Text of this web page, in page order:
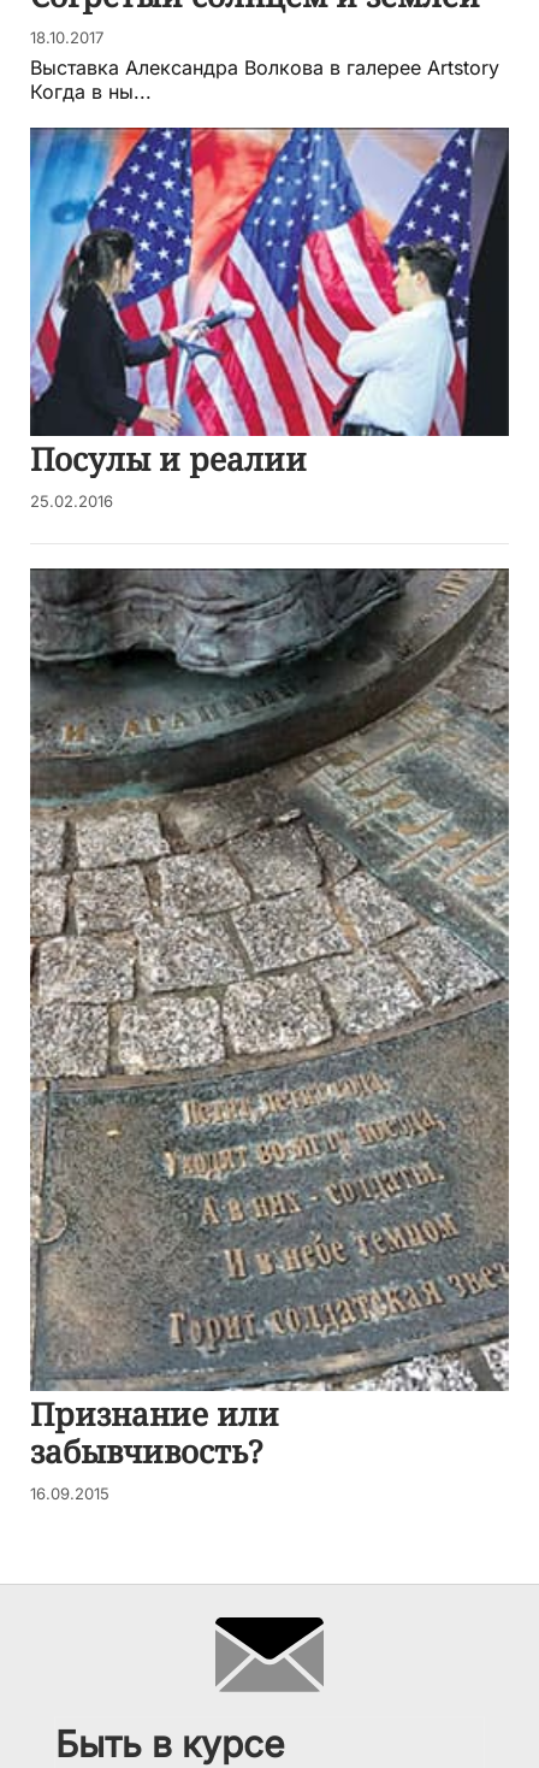
18.10.2017
Выставка Александра Волкова в галерее Artstory
Когда в ны...
Посулы и реалии
25.02.2016
Признание или
забывчивость?
16.09.2015
Быть в курсе